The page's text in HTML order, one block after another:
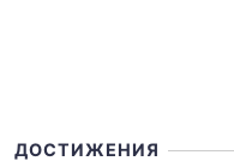
ДОСТИЖЕНИЯ